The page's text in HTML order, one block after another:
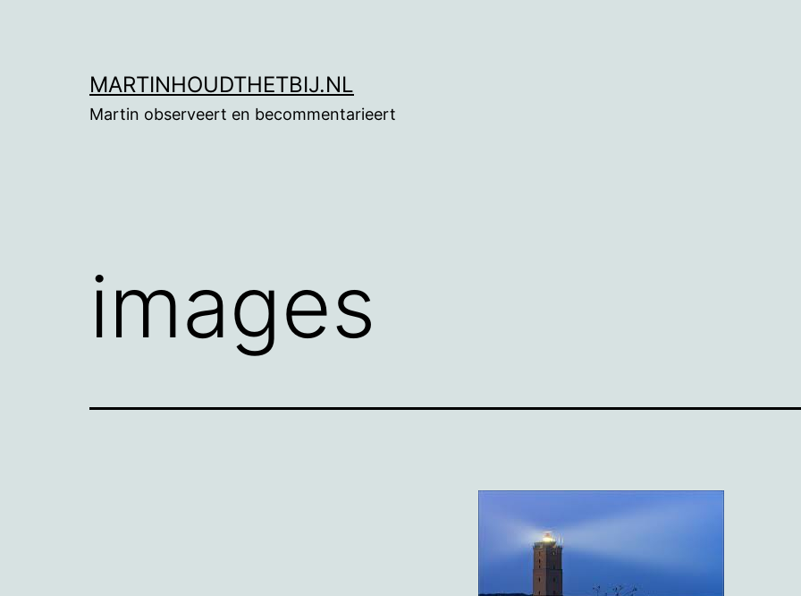
MARTINHOUDTHETBIJ.NL
Martin observeert en becommentarieert
images